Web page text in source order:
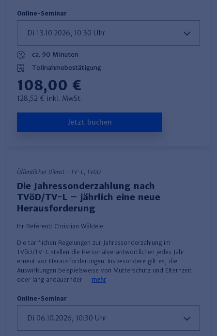
Online-Seminar
ca. 90 Minuten
Teilnahmebestätigung
108,00 €
128,52 € inkl. MwSt.
Jetzt buchen
Öffentlicher Dienst - TV-L, TVöD
Die Jahressonderzahlung nach
TVöD/TV-L – jährlich eine neue
Herausforderung
Ihr Referent: Christian Wäldele
Die tariflichen Regelungen zur Jahressonderzahlung im
TVöD/TV-L stellen die Personalverantwortlichen jedes Jahr
erneut vor Herausforderungen. Insbesondere gilt es, die
Auswirkungen beispielsweise von Mutterschutz und Elternzeit
oder lang andauernder … mehr
Online-Seminar